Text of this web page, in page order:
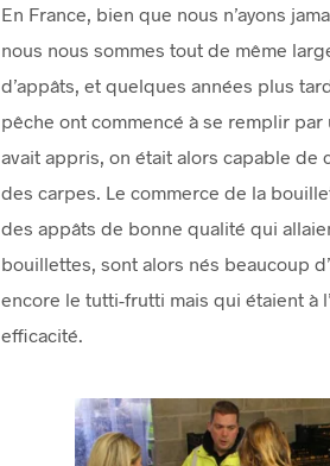
En France, bien que nous n’ayons
nous nous sommes tout de même
d’appâts, et quelques années plus
pêche ont commencé à se remplir
avait appris, on était alors capable
des carpes. Le commerce de la
des appâts de bonne qualité qui
bouillettes, sont alors nés beaucoup
encore le tutti-frutti mais qui étaient à
efficacité.